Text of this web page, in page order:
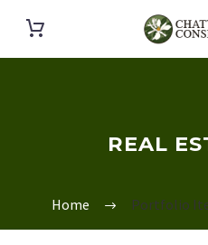
REAL
Home Portfolio